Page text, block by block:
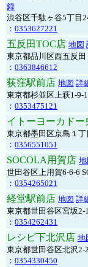
録
渋谷区千駄ヶ谷5丁目
： 0353627221
五反田TOC店 地図
東京都品川区西五反
： 0363846612
荻窪駅前店 地図 詳
東京都杉並区上萩1-
： 0353475121
イトーヨーカドー
東京都墨田区京島１
： 0356551051
SOCOLA用賀店 地
世田谷区上用賀6-6-6
： 0354265021
経堂駅前店 地図 詳
東京都世田谷区宮坂2-
： 0354262431
レシピ下北沢店 地
東京都世田谷区北沢
： 0354330450